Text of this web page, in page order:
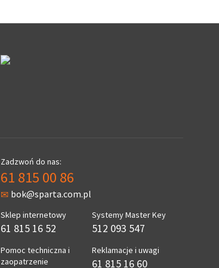
Zadzwoń do nas:
61 815 00 86
bok@sparta.com.pl
Sklep internetowy
61 815 16 52
Pomoc techniczna i
zaopatrzenie
Systemy Master Key
512 093 547
Reklamacje i uwagi
61 815 16 60